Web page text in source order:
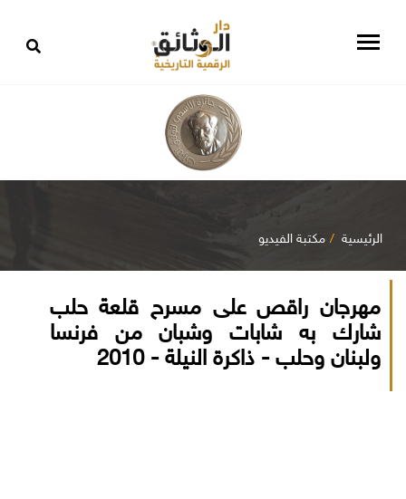
الرئيسية مكتبة الفيديو
مهرجان راقص على مسرح قلعة حلب
شارك به شابات وشبان من فرنسا
ولبنان وحلب - ذاكرة النيلة - 2010